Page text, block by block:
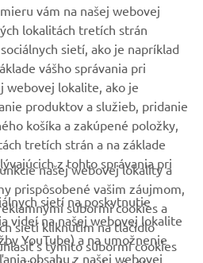
o najnovších ponukách,
verziách a mnoho ďalšieho
SA NA ODBER
vám na našej webovej
lokalitách tretích strán
sietí, ako je napríklad
vášho správania pri
webovej lokalite, ako je
produktov a služieb, pridanie
košíka a zakúpené položky,
tretích strán a na základe
z tohto správania pri
sietí na poskytnutie
videí na našej webovej lokalite
YouTube) a na umožnenie
obsahu z našej webovej
našej webovej lokality a
prispôsobené vašim záujmom,
súbormi cookies a
sietí kliknutím na tlačidlo
s týmito súbormi cookies